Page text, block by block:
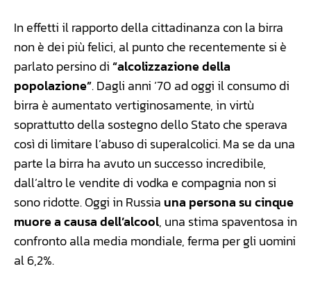
In effetti il rapporto della cittadinanza con la birra
non è dei più felici, al punto che recentemente si è
parlato persino di“alcolizzazione della
popolazione”. Dagli anni ’70 ad oggi il consumo di
birra è aumentato vertiginosamente, in virtù
soprattutto della sostegno dello Stato che sperava
così di limitare l’abuso di superalcolici. Ma se da una
parte la birra ha avuto un successo incredibile,
dall’altro le vendite di vodka e compagnia non si
sono ridotte. Oggi in Russia una persona su cinque
muore a causa dell’alcool, una stima spaventosa in
confronto alla media mondiale, ferma per gli uomini
al 6,2%.